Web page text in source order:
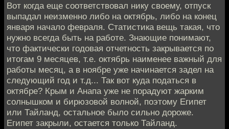
Вот когда еще соответствовал нику своему, отпуск
выпадал неизменно либо на октябрь, либо на конец
января начало февраля. Статистика вещь такая, что
нужно всегда быть на работе. Знающие понимают,
что фактически годовая отчетность закрывается по
итогам 9 месяцев, т.е. октябрь наименее важный для
работы месяц, а в ноябре уже начинается задел на
следующий год и т.д... Так вот куда податься в
октябре? Крым и Анапа уже не порадуют жарким
солнышком и бирюзовой волной, поэтому Египет
или Тайланд, остальное было сильно дороже.
Египет закрыли, остается только Тайланд.